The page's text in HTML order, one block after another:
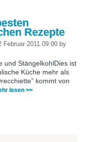
Rezepte
Februar 2011 09:00 by
und StängelkohlDies ist
Küche mehr als
kommt von
lesen >>